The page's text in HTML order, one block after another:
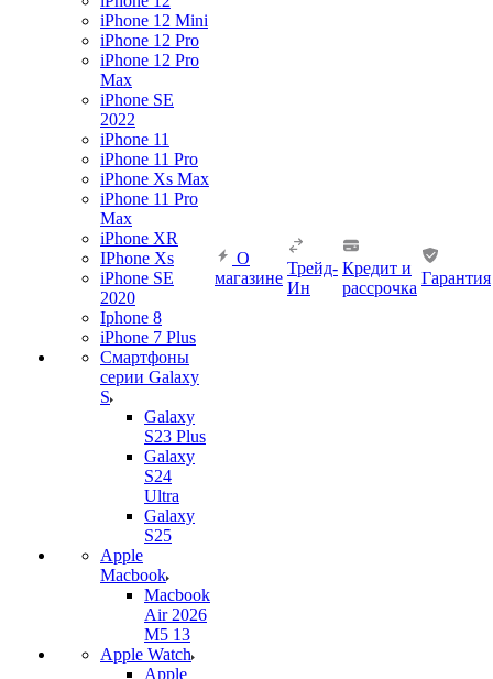
iPhone 12 Mini
iPhone 12 Pro
iPhone 12 Pro
Max
iPhone SE
2022
iPhone 11
iPhone 11 Pro
iPhone Xs Max
iPhone 11 Pro
Max
iPhone XR
IPhone Xs
iPhone SE
2020
Iphone 8
iPhone 7 Plus
Смартфоны
серии Galaxy
S
Galaxy
S23 Plus
Galaxy
S24
Ultra
Galaxy
S25
Apple
Macbook
Macbook
Air 2026
M5 13
Apple Watch
Apple
О
магазине
Трейд-
Ин
Кредит и
рассрочка
Гарантия